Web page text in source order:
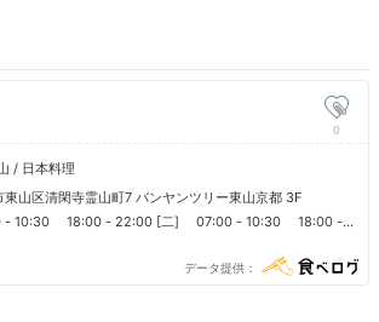
0
/ 日本料理
東山区清閑寺霊山町7 バンヤンツリー東山京都 3F
10:30 18:00 - 22:00 [二] 07:00 - 10:30 18:00 -
[五] 07:00 - 10:30 18:00 - 22:00 [六] 07:00 -
- 22:00 [日] 07:00 - 10:30 18:00 - 22:00 ブレック
データ提供